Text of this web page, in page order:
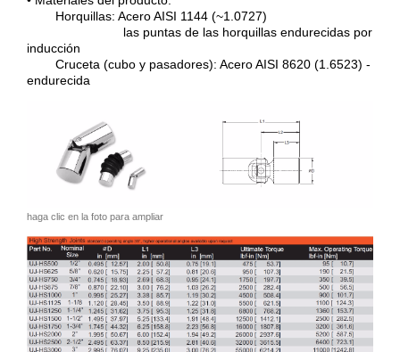
Horquillas: Acero AISI 1144 (~1.0727)
las puntas de las horquillas endurecidas por
inducción
Cruceta (cubo y pasadores): Acero AISI 8620 (1.6523) -
endurecida
haga clic en la foto para ampliar